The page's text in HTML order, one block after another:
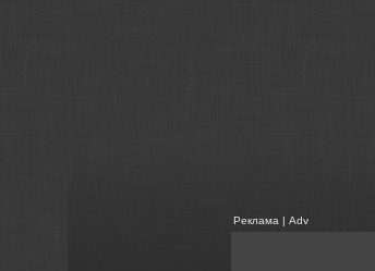
Реклама | Adv